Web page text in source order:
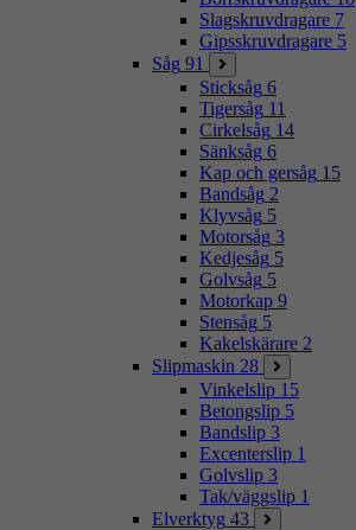
Slagskruvdragare 7
Gipsskruvdragare 5
Såg 91
Sticksåg 6
Tigersåg 11
Cirkelsåg 14
Sänksåg 6
Kap och gersåg 15
Bandsåg 2
Klyvsåg 5
Motorsåg 3
Kedjesåg 5
Golvsåg 5
Motorkap 9
Stensåg 5
Kakelskärare 2
Slipmaskin 28
Vinkelslip 15
Betongslip 5
Bandslip 3
Excenterslip 1
Golvslip 3
Tak/väggslip 1
Elverktyg 43